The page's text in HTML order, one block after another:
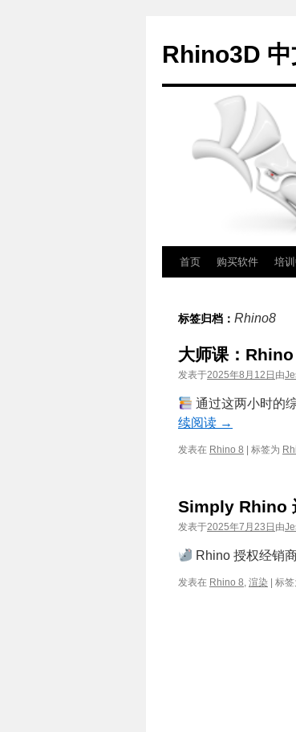
Rhino3D
正
首页 购买软件 培
标签归档： Rhino8
大师课：
发表于2025年8月12日 由
通过这两小时的
续阅读 →
发表在 Rhino 8 标签为
Simply Rhino
发表于2025年7月23日 由
Rhino 授权经销
发表在 Rhino 8, 渲染 标签